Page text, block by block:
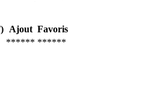
Ajout Favoris
****** ******